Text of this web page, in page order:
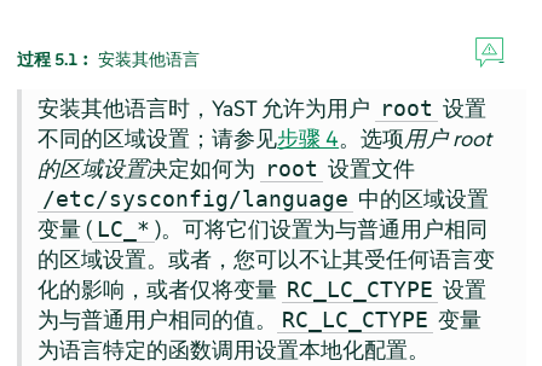
过程 5.1︰ 安装其他语言
安装其他语言时，YaST 允许为用户 root 设置
不同的区域设置；请参见步骤 4。选项用户 root
的区域设置决定如何为 root 设置文件
/etc/sysconfig/language 中的区域设置
变量 ( LC_* )。可将它们设置为与普通用户相同
的区域设置。或者，您可以不让其受任何语言变
化的影响，或者仅将变量 RC_LC_CTYPE 设置
为与普通用户相同的值。
RC_LC_CTYPE 变量
为语言特定的函数调用设置本地化配置。